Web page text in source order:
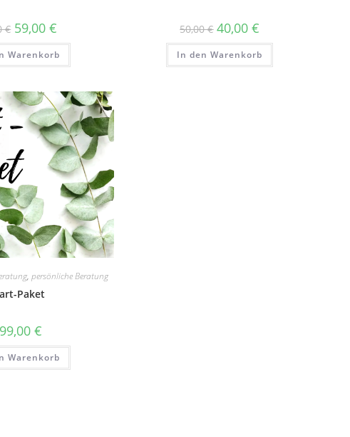
€ 59,00€
Warenkorb
50,00€ 40,00€
In den Warenkorb
, persönliche Beratung
Paket
€
Warenkorb